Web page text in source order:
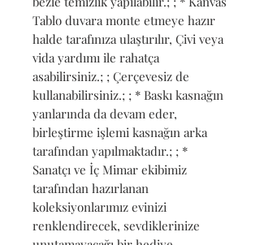
Tablo duvara monte etmeye hazır
halde tarafınıza ulaştırılır, Çivi veya
vida yardımı ile rahatça
asabilirsiniz.; ; Çerçevesiz de
kullanabilirsiniz.; ; * Baskı kasnağın
yanlarında da devam eder,
birleştirme işlemi kasnağın arka
tarafından yapılmaktadır.; ; *
Sanatçı ve İç Mimar ekibimiz
tarafından hazırlanan
koleksiyonlarımız evinizi
renklendirecek, sevdiklerinize